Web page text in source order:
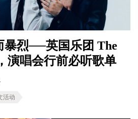
暴烈──英国乐团 The
演唱会行前必听歌单
活动